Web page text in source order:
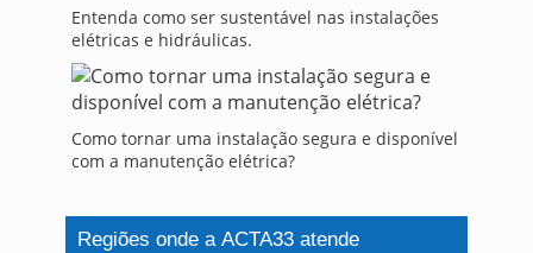
Entenda como ser sustentável nas instalações
elétricas e hidráulicas.
Como tornar uma instalação segura e disponível
com a manutenção elétrica?
Regiões onde a ACTA33 atende